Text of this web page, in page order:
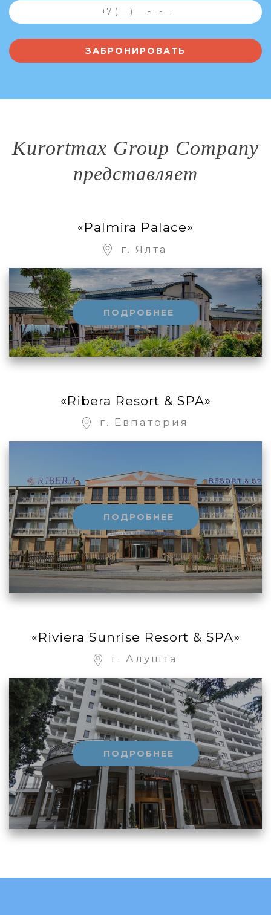
Kurortmax Group Company
представляет
«Palmira Palace»
г. Ялта
ПОДРОБНЕЕ
«Ribera Resort & SPA»
г. Евпатория
ПОДРОБНЕЕ
«Riviera Sunrise Resort & SPA»
г. Алушта
ПОДРОБНЕЕ